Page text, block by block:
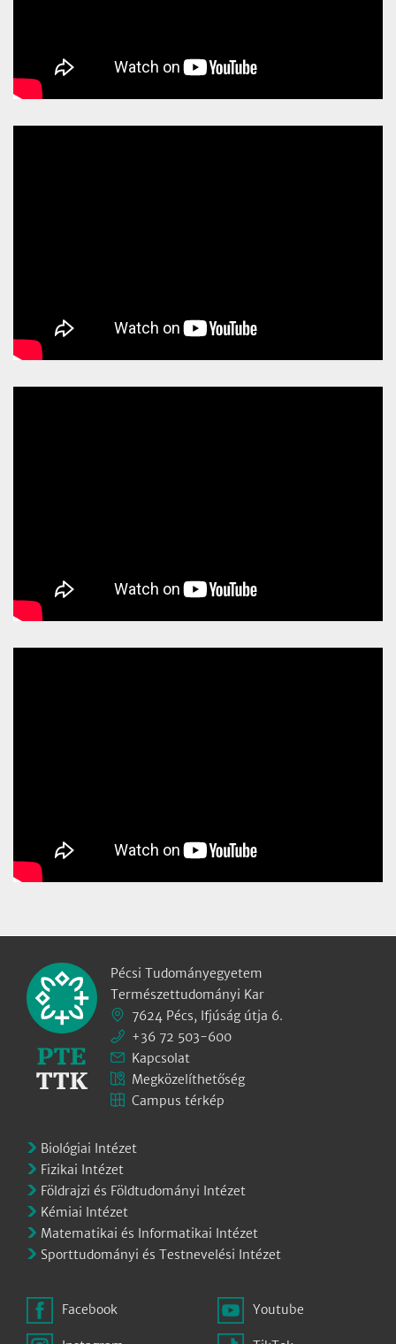
Pécsi Tudományegyetem
Természettudományi Kar
7624 Pécs, Ifjúság útja 6.
+36 72 503-600
Kapcsolat
Megközelíthetőség
Campus térkép
Biológiai Intézet
Fizikai Intézet
Földrajzi és Földtudományi Intézet
Kémiai Intézet
Matematikai és Informatikai Intézet
Sporttudományi és Testnevelési Intézet
Facebook Youtube